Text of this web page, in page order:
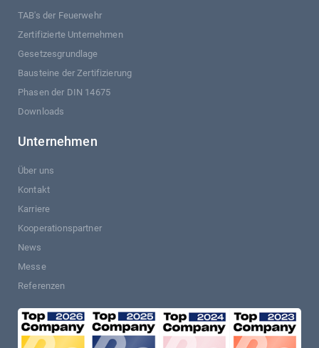
TAB's der Feuerwehr
Zertifizierte Unternehmen
Gesetzesgrundlage
Bausteine der Zertifizierung
Phasen der DIN 14675
Downloads
Unternehmen
Über uns
Kontakt
Karriere
Kooperationspartner
News
Messe
Referenzen